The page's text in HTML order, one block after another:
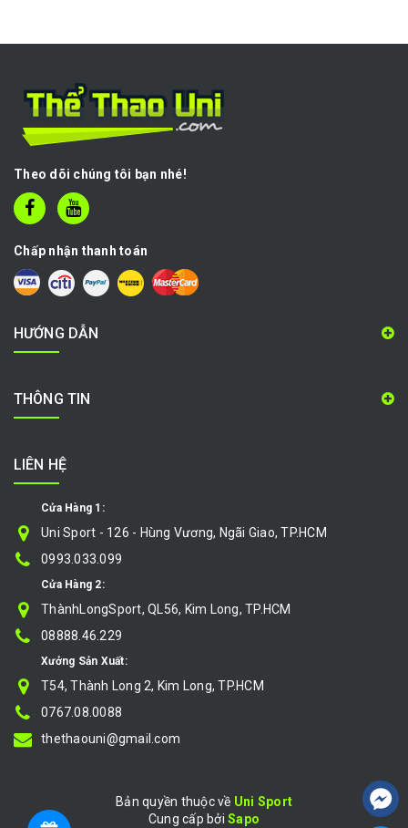
Theo dõi chúng tôi bạn nhé!
Chấp nhận thanh toán
HƯỚNG DẪN
THÔNG TIN
LIÊN HỆ
Cửa Hàng 1:
Uni Sport - 126 - Hùng Vương, Ngãi Giao, TP.HCM
0993.033.099
Cửa Hàng 2:
ThànhLongSport, QL56, Kim Long, TP.HCM
08888.46.229
Xưởng Sản Xuất:
T54, Thành Long 2, Kim Long, TP.HCM
0767.08.0088
thethaouni@gmail.com
Bản quyền thuộc về Uni Sport
|
Cung cấp bởiSapo